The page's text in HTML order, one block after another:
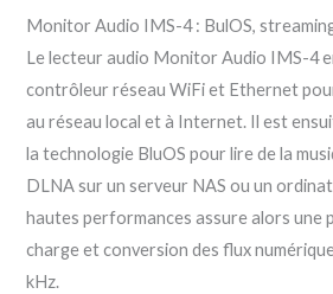
Monitor Audio IMS-4 : BulOS,
Le lecteur audio Monitor Audio IMS-4
contrôleur réseau WiFi et Ethernet
au réseau local et à Internet. Il est
la technologie BluOS pour lire de la
DLNA sur un serveur NAS ou un
hautes performances assure alors une
charge et conversion des flux
kHz.